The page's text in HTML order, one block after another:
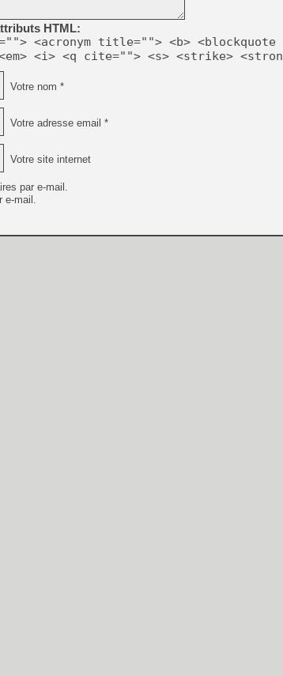
[Mo5] Deux inédits du
[GK] Le beat'em up The
[GK] Endless Legend 2 :
[LS] [PS5] Le WebKit
[GK] Oubliez Crazy Taxi,
[LS] [Switch] NSZ 5.0.0
[GK] Bethesda fête les 30
[GK] Roblox : l'action en
HTML:
<acronym title=""> <b> <blockquote
<i> <q cite=""> <s> <strike>
Votre nom *
Votre adresse email *
Votre site internet
par e-mail.
e-mail.